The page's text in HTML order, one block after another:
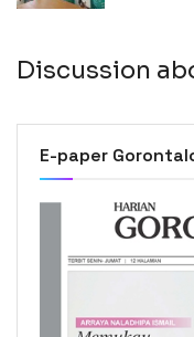
Discussion
E-paper